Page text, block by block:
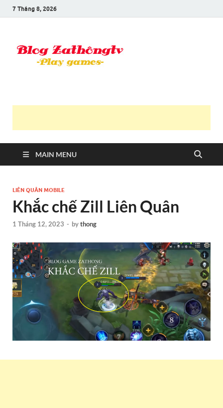
7 Tháng 8, 2026
MAIN MENU
LIÊN QUÂN MOBILE
Khắc chế Zill Liên Quân
1 Tháng 12, 2023 - bythong